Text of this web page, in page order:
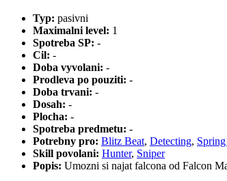
Typ: pasivni
Maximalni level: 1
Spotreba SP: -
Cil: -
Doba vyvolani: -
Prodleva po pouziti: -
Doba trvani: -
Dosah: -
Plocha: -
Spotreba predmetu: -
Potrebny pro: Blitz Beat, Detecting,
Skill povolani: Hunter, Sniper
Popis: Umozni si najat falcona od Falcon